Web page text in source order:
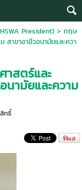
President) > กฤษ
สาขาอาชีวอนามัยและควา
สตร์และ
นามัยและความ
ทธิ์